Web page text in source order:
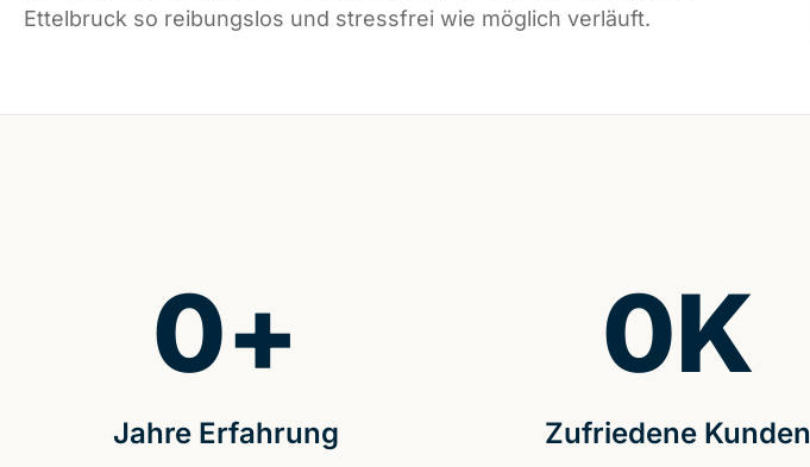
Ettelbruck so reibungslos und stressfrei wie möglich verläuft.
Jahre Erfahrung
0+
Zufriedene Kunden
0K